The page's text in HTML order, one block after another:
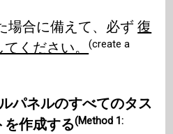
場合に備えて、必ず復
てください。(create a
パネルのすべてのタス
を作成する(Method 1: